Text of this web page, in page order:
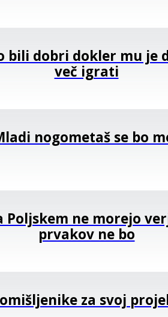
bili dobri dokler mu je
več igrati
nogometaš se bo
ne morejo
prvakov ne bo
za svoj